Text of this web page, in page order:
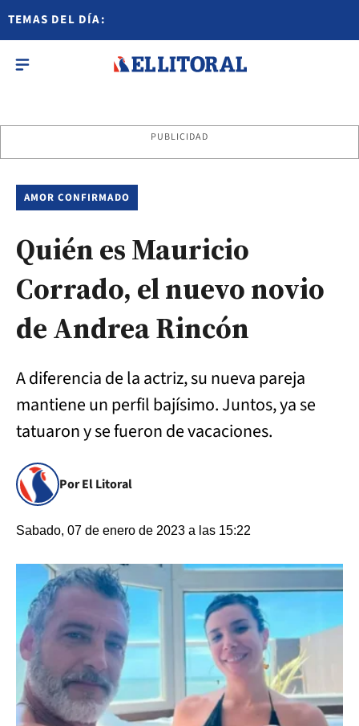
TEMAS DEL DÍA:
PUBLICIDAD
AMOR CONFIRMADO
Quién es Mauricio
Corrado, el nuevo novio
de Andrea Rincón
A diferencia de la actriz, su nueva pareja
mantiene un perfil bajísimo. Juntos, ya se
tatuaron y se fueron de vacaciones.
Por El Litoral
Sabado, 07 de enero de 2023 a las 15:22